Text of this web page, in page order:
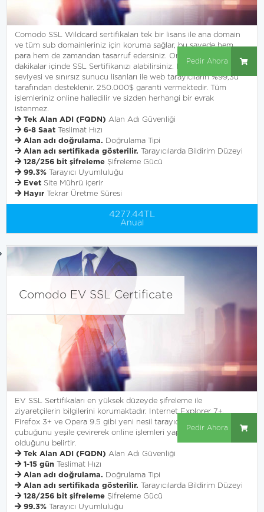
Pedir Ahora
Comodo SSL Wildcard sertifikaları tek bir lisans ile ana domain
ve tüm sub domainleriniz için koruma sağlar, bu sayede hem
para hem de zamandan tasarruf edersiniz. Online satış işlemi ile
dakikalar içinde SSL Sertifikanızı alabilirsiniz. En yüksek şifreleme
seviyesi ve sınırsız sunucu lisanları ile web tarayıcıların %99,3ü
tarafından desteklenir. 250.000$ garanti vermektedir. Tüm
işlemleriniz online halledilir ve sizden herhangi bir evrak
istenmez.
Tek Alan ADI (FQDN) Alan Adı Güvenliği
6-8 Saat Teslimat Hızı
Alan adı doğrulama. Doğrulama Tipi
Alan adı sertifikada gösterilir. Tarayıcılarda Bildirim Düzeyi
128/256 bit şifreleme Şifreleme Gücü
99.3% Tarayıcı Uyumluluğu
Evet Site Mührü içerir
Hayır Tekrar Üretme Süresi
4277.44TL
Anual
Comodo EV SSL Certificate
Pedir Ahora
EV SSL Sertifikaları en yüksek düzeyde şifreleme ile
ziyaretçilerin bilgilerini korumaktadır. Internet Explorer 7+,
Firefox 3+ ve Opera 9.5 gibi yeni nesil tarayıcılarda adres
çubuğunu yeşile çevirerek online işlemleri yapmanın güvenli
olduğunu belirtir.
Tek Alan ADI (FQDN) Alan Adı Güvenliği
1-15 gün Teslimat Hızı
Alan adı doğrulama. Doğrulama Tipi
Alan adı sertifikada gösterilir. Tarayıcılarda Bildirim Düzeyi
128/256 bit şifreleme Şifreleme Gücü
99.3% Tarayıcı Uyumluluğu